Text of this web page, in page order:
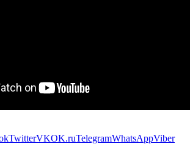
TwitterVKOK.ruTelegramWhatsAppViber